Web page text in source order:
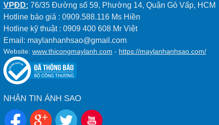
VPĐD: 76/35 Đường số 59, Phường 14, Quận Gò Vấp, HCM
Hotline báo giá : 0909.588.116 Ms Hiền
Hotline kỹ thuật : 0909 400 608 Mr Việt
Email: maylanhanhsao@gmail.com
Website: www.thicongmaylanh.com - https://maylanhanhsao.com/
NHẬN TIN ÁNH SAO